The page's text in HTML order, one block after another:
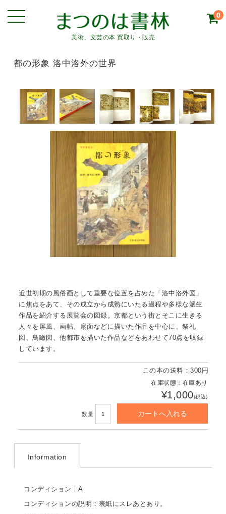
美術、文芸の本 買取り・販売
0
都の形象 洛中洛外の世界
近世初期の風俗画として重要な位置を占めた「洛中洛外図」
に焦点をあて、その成立から成熟にいたる過程や多様な派生
作品を紹介する展覧会の図録。京都という街とそこに生きる
人々を屏風、画帖、扇面などに描いた作品を中心に、祭礼
図、鳥瞰図、他都市を描いた作品などをあわせて70点を収録
しています。
この本の送料：300円
在庫状態：在庫あり
¥1,000(税込)
数量
Information
コンディション : A
コンディションの説明 : 表紙にスレあとあり。